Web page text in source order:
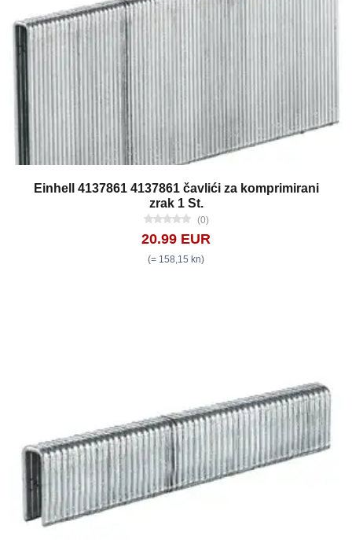
Einhell 4137861 4137861 čavlići za komprimirani
zrak 1 St.
(0)
20.99 EUR
(= 158,15 kn)